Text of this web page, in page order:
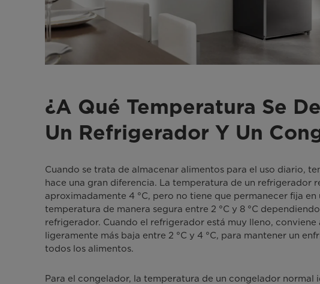
¿A Qué Temperatura Se
Un Refrigerador Y Un
Cuando se trata de almacenar alimentos para el uso diario,
hace una gran diferencia. La temperatura de un refrigerador
aproximadamente 4 °C, pero no tiene que permanecer fija en
temperatura de manera segura entre 2 °C y 8 °C
refrigerador. Cuando el refrigerador está muy lleno,
ligeramente más baja entre 2 °C y 4 °C, para mantener un
todos los alimentos.
Para el congelador, la temperatura de un congelador normal